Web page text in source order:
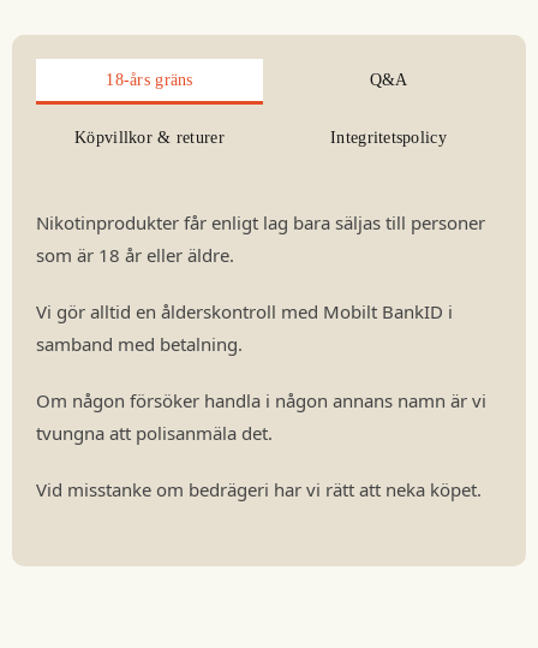
18-års gräns Q&A
Köpvillkor & returer Integritetspolicy
Nikotinprodukter får enligt lag bara säljas till personer
som är 18 år eller äldre.
Vi gör alltid en ålderskontroll med Mobilt BankID i
samband med betalning.
Om någon försöker handla i någon annans namn är vi
tvungna att polisanmäla det.
Vid misstanke om bedrägeri har vi rätt att neka köpet.